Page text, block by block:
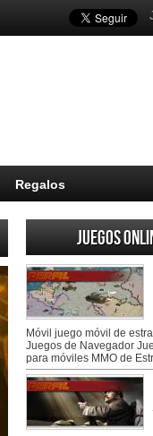
Regalos
Juegos
Móvil juego móvil de
Juegos de Navegador
para móviles MMO de